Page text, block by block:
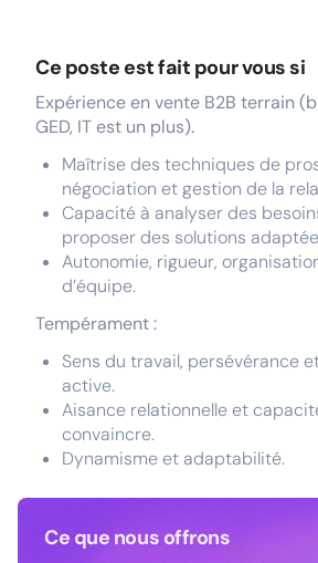
Ce poste est fait pour vous si
Expérience en vente B2B terrain
GED, IT est un plus).
Maîtrise des techniques de
négociation et gestion de la
Capacité à analyser des
proposer des solutions
Autonomie, rigueur,
d’équipe.
Tempérament :
Sens du travail, persévérance
active.
Aisance relationnelle et
convaincre.
Dynamisme et adaptabilité.
Ce que nous offrons